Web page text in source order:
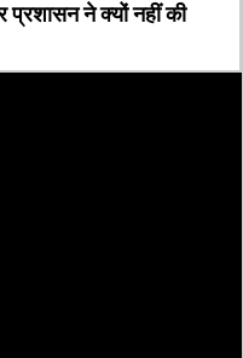
ने क्यों नहीं की